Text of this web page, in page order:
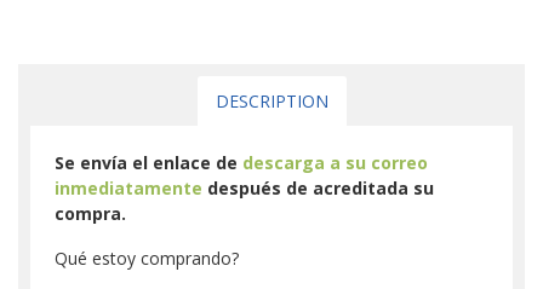
DESCRIPTION
Se envía el enlace de descarga a su correo
inmediatamente después de acreditada su
compra.
Qué estoy comprando?